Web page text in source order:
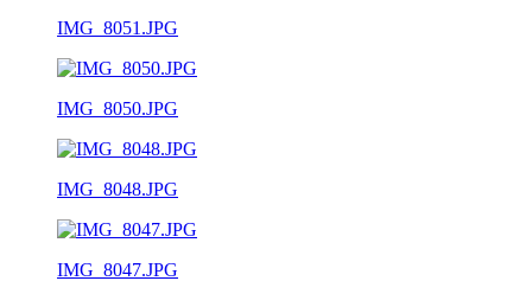
IMG_8051.JPG
IMG_8050.JPG
IMG_8048.JPG
IMG_8047.JPG